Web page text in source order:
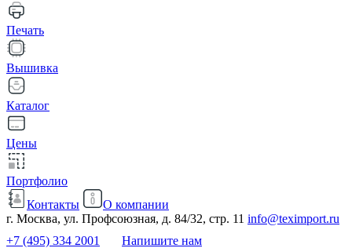
Печать
Вышивка
Каталог
Цены
Портфолио
Контакты
О компании
г. Москва, ул. Профсоюзная, д. 84/32, стр. 11 info@teximport.ru
+7 (495) 334 2001
Напишите нам